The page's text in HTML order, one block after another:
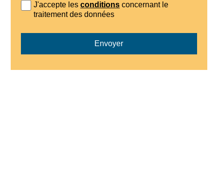
J'accepte lesconditions concernant le
traitement des données
Envoyer